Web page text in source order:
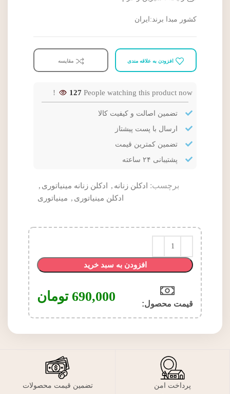
کشور مبدا برند:ایران
افزودن به علاقه مندی مقایسه
127 People watching this product now!
تضمین اصالت و کیفیت کالا
ارسال با پست پیشتاز
تضمین کمترین قیمت
پشتیبانی ۲۴ ساعته
برچسب: ادکلن زنانه , ادکلن زنانه مینیاتوری ,
ادکلن مینیاتوری , مینیاتوری
افزودن به سبد خرید
قیمت محصول:​ 690,000 تومان
پرداخت امن تضمین قیمت محصولات